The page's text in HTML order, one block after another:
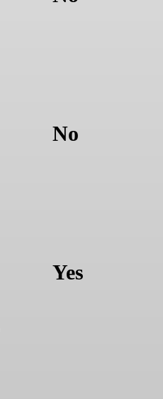
No
Yes